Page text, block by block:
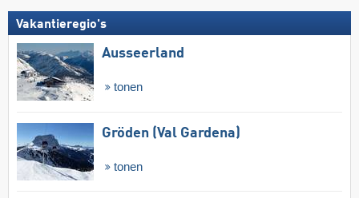
Vakantieregio's
Ausseerland
tonen
Gröden (Val Gardena)
tonen